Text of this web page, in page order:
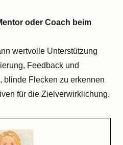
oder Coach beim
wertvolle Unterstützung
Feedback und
blinde Flecken zu erkennen
für die Zielverwirklichung.